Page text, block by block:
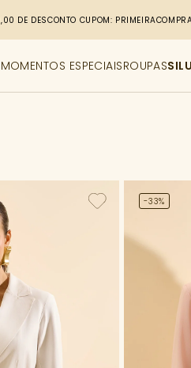
DE DESCONTO CUPOM:
MOMENTOS ESPECIAISROUPAS
-33%